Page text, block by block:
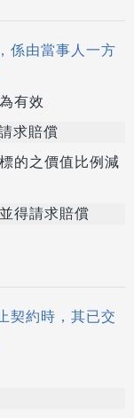
係由當事人一方
有效
求賠償
的之價值比例減
得請求賠償
契約時，其已交